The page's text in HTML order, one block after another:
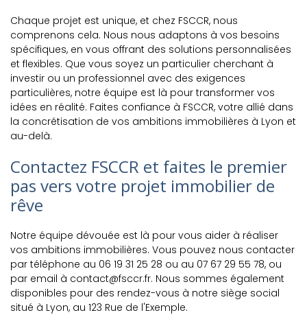
Chaque projet est unique, et chez FSCCR, nous
comprenons cela. Nous nous adaptons à vos besoins
spécifiques, en vous offrant des solutions personnalisées
et flexibles. Que vous soyez un particulier cherchant à
investir ou un professionnel avec des exigences
particulières, notre équipe est là pour transformer vos
idées en réalité. Faites confiance à FSCCR, votre allié dans
la concrétisation de vos ambitions immobilières à Lyon et
au-delà.
Contactez FSCCR et faites le premier
pas vers votre projet immobilier de
rêve
Notre équipe dévouée est là pour vous aider à réaliser
vos ambitions immobilières. Vous pouvez nous contacter
par téléphone au 06 19 31 25 28 ou au 07 67 29 55 78, ou
par email à contact@fsccr.fr. Nous sommes également
disponibles pour des rendez-vous à notre siège social
situé à Lyon, au 123 Rue de l'Exemple.